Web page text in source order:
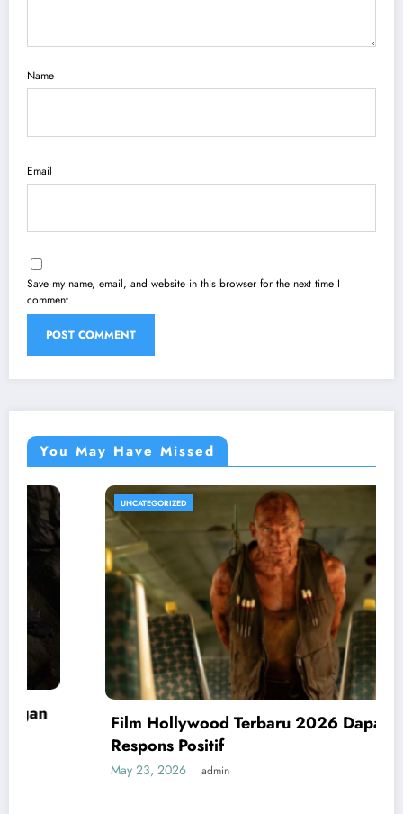
Name
Email
Save my name, email, and website in this browser for the next time I
comment.
You May Have Missed
UNCATEGORIZED
Film Hollywood Terbaru 2026 Dapat
Respons Positif
admin